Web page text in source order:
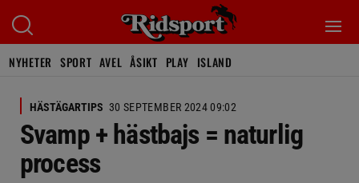
NYHETER SPORT AVEL ÅSIKT PLAY ISLAND
HÄSTÄGARTIPS 30 SEPTEMBER 2024 09:02
Svamp + hästbajs = naturlig
process